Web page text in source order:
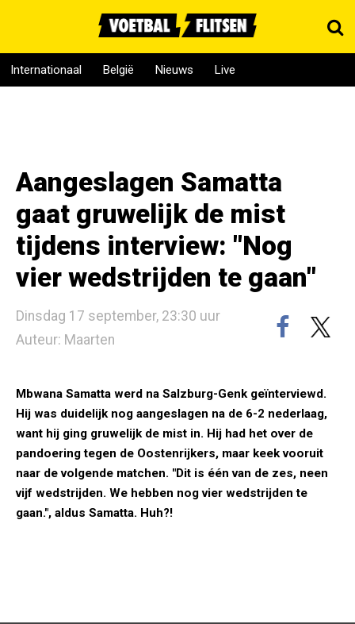
Internationaal België Nieuws Live
Aangeslagen Samatta
gaat gruwelijk de mist
tijdens interview: "Nog
vier wedstrijden te gaan"
Dinsdag 17 september, 23:30 uur
Auteur: Maarten
Mbwana Samatta werd na Salzburg-Genk geïnterviewd.
Hij was duidelijk nog aangeslagen na de 6-2 nederlaag,
want hij ging gruwelijk de mist in. Hij had het over de
pandoering tegen de Oostenrijkers, maar keek vooruit
naar de volgende matchen. "Dit is één van de zes, neen
vijf wedstrijden. We hebben nog vier wedstrijden te
gaan.", aldus Samatta. Huh?!